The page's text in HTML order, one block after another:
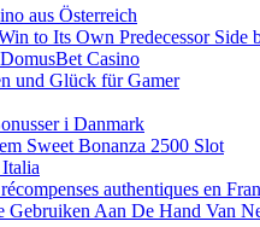
aus Österreich
to Its Own Predecessor Side
Casino
und Glück für Gamer
i Danmark
Sweet Bonanza 2500 Slot
authentiques en
Aan De Hand Van